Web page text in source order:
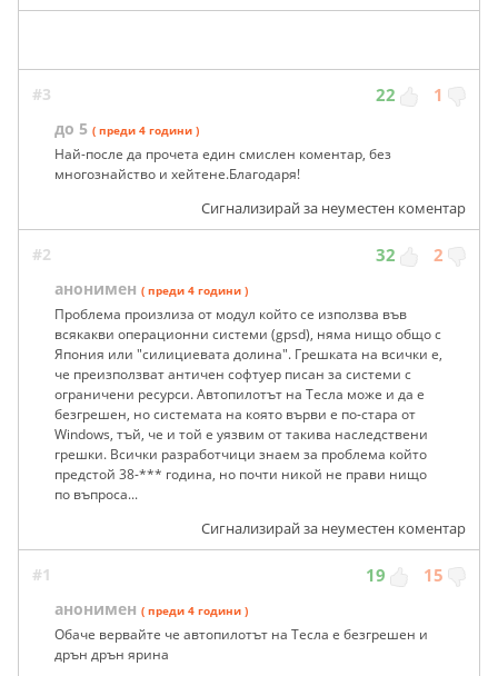
#3 22 1
до 5 ( преди 4 години )
Най-после да прочета един смислен коментар, без
многознайство и хейтене.Благодаря!
Сигнализирай за неуместен коментар
#2 32 2
анонимен ( преди 4 години )
Проблема произлиза от модул който се използва във
всякакви операционни системи (gpsd), няма нищо общо с
Япония или "силициевата долина". Грешката на всички е,
че преизползват античен софтуер писан за системи с
ограничени ресурси. Автопилотът на Тесла може и да е
безгрешен, но системата на която върви е по-стара от
Windows, тъй, че и той е уязвим от такива наследствени
грешки. Всички разработчици знаем за проблема който
предстой 38-*** година, но почти никой не прави нищо
по въпроса...
Сигнализирай за неуместен коментар
#1 19 15
анонимен ( преди 4 години )
Обаче вервайте че автопилотът на Тесла е безгрешен и
дрън дрън ярина